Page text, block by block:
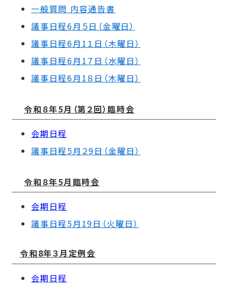
一般質問 内容通告書
議事日程6月５日（金曜日）
議事日程6月1１日（木曜日）
議事日程6月1７日（水曜日）
議事日程6月1８日（木曜日）
令和８年5月（第２回）臨時会
会期日程
議事日程5月２9日（金曜日）
令和８年5月臨時会
会期日程
議事日程5月19日（火曜日）
令和8年３月定例会
会期日程